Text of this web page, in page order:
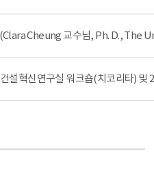
Cheung 교수님, Ph. D., The
설혁신연구실 워크숍(치코리타) 및